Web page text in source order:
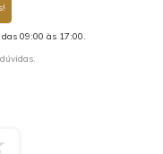
09:00 às 17:00.